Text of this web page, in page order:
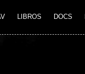
LIBROS DOCS